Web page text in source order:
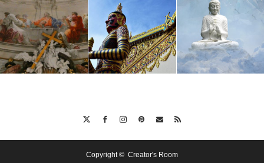
Instagram
Pinterest
Contact
RSS
Copyright © Creator's Room